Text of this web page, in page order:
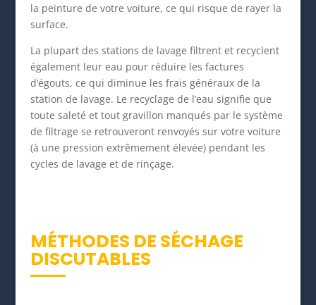
la peinture de votre voiture, ce qui risque de rayer la
surface.
La plupart des stations de lavage filtrent et recyclent
également leur eau pour réduire les factures
d’égouts, ce qui diminue les frais généraux de la
station de lavage. Le recyclage de l’eau signifie que
toute saleté et tout gravillon manqués par le système
de filtrage se retrouveront renvoyés sur votre voiture
(à une pression extrêmement élevée) pendant les
cycles de lavage et de rinçage.
MÉTHODES DE SÉCHAGE
DISCUTABLES